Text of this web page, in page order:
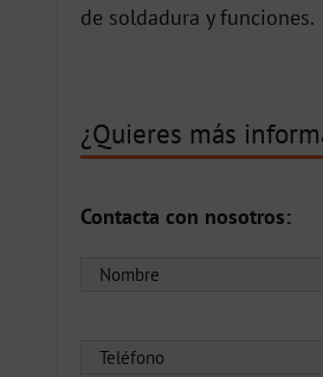
de soldadura y funciones.
¿Quieres más
Contacta con nosotros: